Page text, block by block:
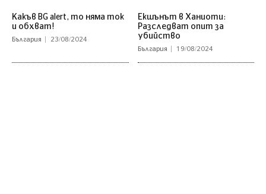
Какъв BG alert, то няма ток
и обхват!
България 23/08/2024
Екшънът в Ханиоти:
Разследват опит за
убийство
България 19/08/2024